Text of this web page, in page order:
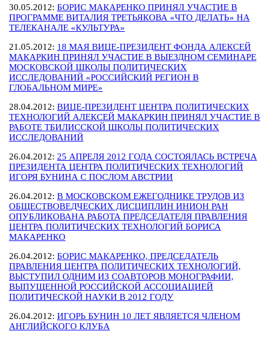
30.05.2012: БОРИС МАКАРЕНКО ПРИНЯЛ УЧАСТИЕ В
ПРОГРАММЕ ВИТАЛИЯ ТРЕТЬЯКОВА «ЧТО ДЕЛАТЬ» НА
ТЕЛЕКАНАЛЕ «КУЛЬТУРА»
21.05.2012: 18 МАЯ ВИЦЕ-ПРЕЗИДЕНТ ФОНДА АЛЕКСЕЙ
МАКАРКИН ПРИНЯЛ УЧАСТИЕ В ВЫЕЗДНОМ СЕМИНАРЕ
МОСКОВСКОЙ ШКОЛЫ ПОЛИТИЧЕСКИХ
ИССЛЕДОВАНИЙ «РОССИЙСКИЙ РЕГИОН В
ГЛОБАЛЬНОМ МИРЕ»
28.04.2012: ВИЦЕ-ПРЕЗИДЕНТ ЦЕНТРА ПОЛИТИЧЕСКИХ
ТЕХНОЛОГИЙ АЛЕКСЕЙ МАКАРКИН ПРИНЯЛ УЧАСТИЕ В
РАБОТЕ ТБИЛИССКОЙ ШКОЛЫ ПОЛИТИЧЕСКИХ
ИССЛЕДОВАНИЙ
26.04.2012: 25 АПРЕЛЯ 2012 ГОДА СОСТОЯЛАСЬ ВСТРЕЧА
ПРЕЗИДЕНТА ЦЕНТРА ПОЛИТИЧЕСКИХ ТЕХНОЛОГИЙ
ИГОРЯ БУНИНА С ПОСЛОМ АВСТРИИ
26.04.2012: В МОСКОВСКОМ ЕЖЕГОДНИКЕ ТРУДОВ ИЗ
ОБЩЕСТВОВЕДЧЕСКИХ ДИСЦИПЛИН ИНИОН РАН
ОПУБЛИКОВАНА РАБОТА ПРЕДСЕДАТЕЛЯ ПРАВЛЕНИЯ
ЦЕНТРА ПОЛИТИЧЕСКИХ ТЕХНОЛОГИЙ БОРИСА
МАКАРЕНКО
26.04.2012: БОРИС МАКАРЕНКО, ПРЕДСЕДАТЕЛЬ
ПРАВЛЕНИЯ ЦЕНТРА ПОЛИТИЧЕСКИХ ТЕХНОЛОГИЙ,
ВЫСТУПИЛ ОДНИМ ИЗ СОАВТОРОВ МОНОГРАФИИ,
ВЫПУЩЕННОЙ РОССИЙСКОЙ АССОЦИАЦИЕЙ
ПОЛИТИЧЕСКОЙ НАУКИ В 2012 ГОДУ
26.04.2012: ИГОРЬ БУНИН 10 ЛЕТ ЯВЛЯЕТСЯ ЧЛЕНОМ
АНГЛИЙСКОГО КЛУБА